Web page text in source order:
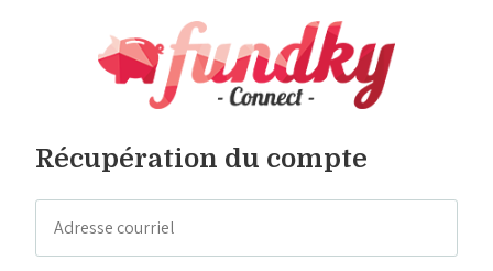
Récupération du compte